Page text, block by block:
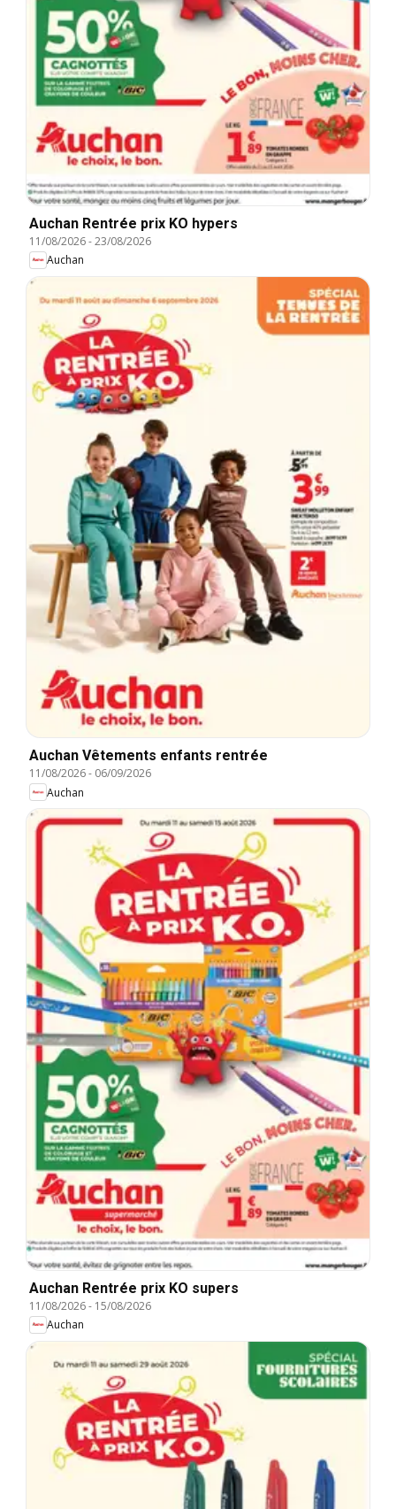
Auchan Rentrée prix KO hypers
11/08/2026-23/08/2026
Auchan
Auchan Vêtements enfants rentrée
11/08/2026- 06/09/2026
Auchan
Auchan Rentrée prix KO supers
11/08/2026- 15/08/2026
Auchan